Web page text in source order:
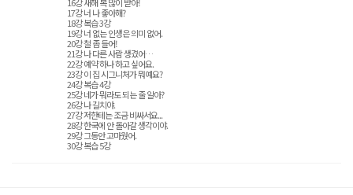
17강 너 나 좋아해?
18강 복습 3강
19강 너 없는 인생은 의미 없어.
20강 철 좀 들어!
21강 나 다른 사람 생겼어…
22강 예약 하나 하고 싶어요.
23강 이 집 시그니처가 뭐예요?
24강 복습 4강
25강 네가 뭐라도 되는 줄 알아?
26강 나 길치야.
27강 저한테는 조금 비싸서요...
28강 한국에 안 돌아갈 생각이야.
29강 그동안 고마웠어.
30강 복습 5강